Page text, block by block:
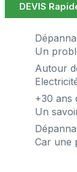
DEVIS
Un
Autour
+30 ans
Un
Car une